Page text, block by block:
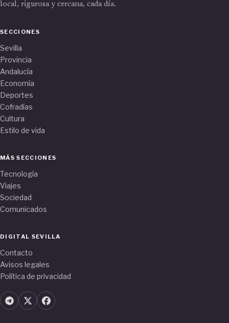
local, rigurosa y cercana, cada día.
SECCIONES
Sevilla
Provincia
Andalucía
Economía
Deportes
Cofradías
Cultura
Estilo de vida
MÁS SECCIONES
Tecnología
Viajes
Sociedad
Comunicados
DIGITAL SEVILLA
Contacto
Avisos legales
Política de privacidad